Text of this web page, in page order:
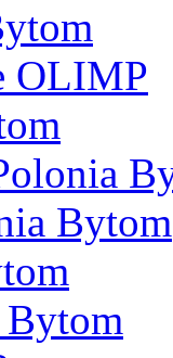
OLIMP
Bytom
Bytom